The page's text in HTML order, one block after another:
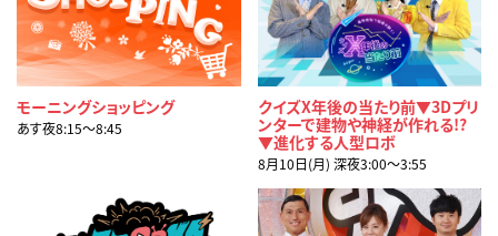
モーニングショッピング
あす夜8:15〜8:45
クイズX年後の当たり前▼3Dプリ
ンターで建物や神経が作れる!?
▼進化する人型ロボ
8月10日(月) 深夜3:00〜3:55